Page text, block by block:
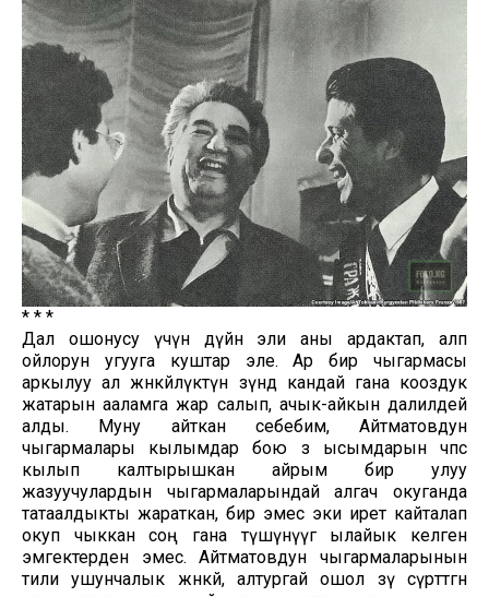
* * *
Дал ошонусу үчүн дүйнө эли аны ардактап, алп
ойлорун угууга куштар эле. Ар бир чыгармасы
аркылуу ал жөнөкөйлүктүн өзүндө кандай гана кооздук
жатарын ааламга жар салып, ачык-айкын далилдей
алды. Муну айткан себебим, Айтматовдун
чыгармалары кылымдар бою өз ысымдарын өчпөс
кылып калтырышкан айрым бир улуу
жазуучулардын чыгармаларындай алгач окуганда
татаалдыкты жараткан, бир эмес эки ирет кайталап
окуп чыккан соң гана түшүнүүгө ылайык келген
эмгектерден эмес. Айтматовдун чыгармаларынын
тили ушунчалык жөнөкөй, алтургай ошол өзү сүрөттөгөн